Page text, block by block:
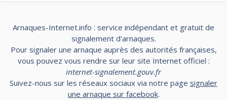
Arnaques-Internet.info : service indépendant et gratuit de
signalement d'arnaques.
Pour signaler une arnaque auprès des autorités françaises,
vous pouvez vous rendre sur leur site Internet officiel :
internet-signalement.gouv.fr
Suivez-nous sur les réseaux sociaux via notre page signaler
une arnaque sur facebook.